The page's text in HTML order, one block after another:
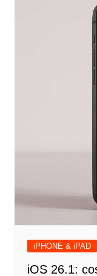
iPHONE & iPAD
iOS 26.1: